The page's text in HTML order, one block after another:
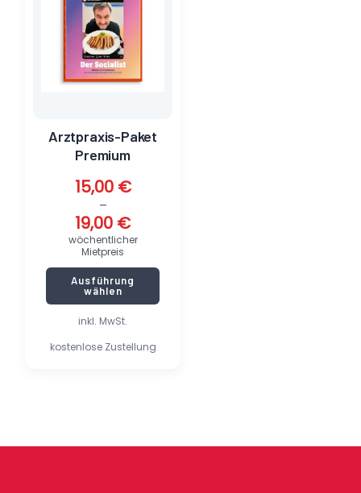
inkl. MwSt.
kostenlose Zustellung
Arztpraxis-Paket
Premium
15,00 €
–
19,00 €
wöchentlicher
Mietpreis
Ausführung
wählen
Varianten
auf.
Die
Optionen
können
gewählt
werden